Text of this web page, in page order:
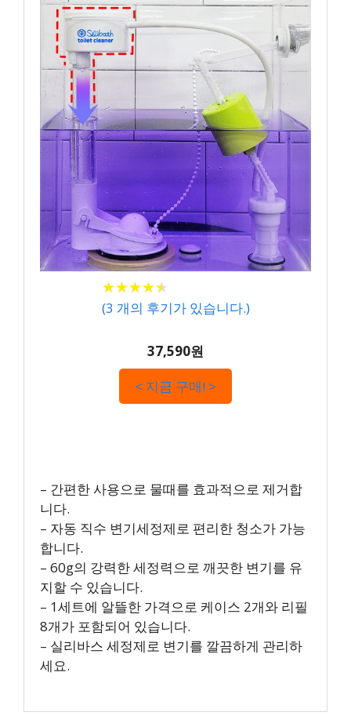
★★★★★
★★★★★
(3 개의 후기가 있습니다.)
37,590원
< 지금 구매! >
– 간편한 사용으로 물때를 효과적으로 제거합
니다.
– 자동 직수 변기세정제로 편리한 청소가 가능
합니다.
– 60g의 강력한 세정력으로 깨끗한 변기를 유
지할 수 있습니다.
– 1세트에 알뜰한 가격으로 케이스 2개와 리필
8개가 포함되어 있습니다.
– 실리바스 세정제로 변기를 깔끔하게 관리하
세요.